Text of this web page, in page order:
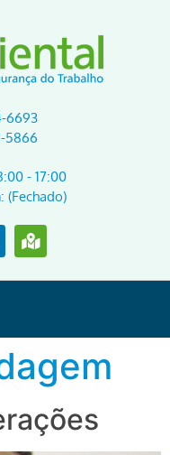
6693
5866
- 17:00
(Fechado)